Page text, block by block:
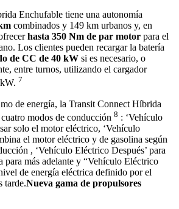
Enchufable tiene una autonomía
combinados y 149 km urbanos y, en
hasta 350 Nm de par motor para el
Los clientes pueden recargar la batería
de CC de 40 kW si es necesario, o
entre turnos, utilizando el cargador
7
de energía, la Transit Connect Híbrida
modos de conducción 8 : ‘Vehículo
solo el motor eléctrico, ‘Vehículo
el motor eléctrico y de gasolina según
, ‘Vehículo Eléctrico Después’ para
para más adelante y “Vehículo Eléctrico
de energía eléctrica definido por el
tarde.Nueva gama de propulsores